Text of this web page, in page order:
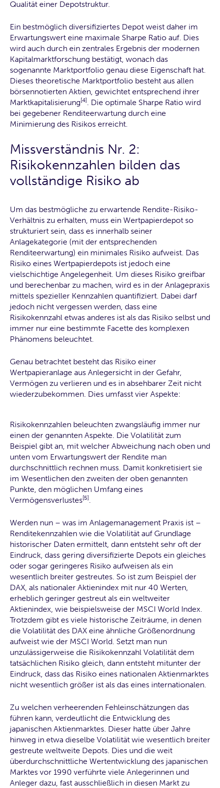
Qualität einer Depotstruktur.
Ein bestmöglich diversifiziertes Depot weist daher im
Erwartungswert eine maximale Sharpe Ratio auf. Dies
wird auch durch ein zentrales Ergebnis der modernen
Kapitalmarktforschung bestätigt, wonach das
sogenannte Marktportfolio genau diese Eigenschaft hat.
Dieses theoretische Marktportfolio besteht aus allen
börsennotierten Aktien, gewichtet entsprechend ihrer
Marktkapitalisierung[4]
. Die optimale Sharpe Ratio wird
bei gegebener Renditeerwartung durch eine
Minimierung des Risikos erreicht.
Missverständnis Nr. 2:
Risikokennzahlen bilden das
vollständige Risiko ab
Um das bestmögliche zu erwartende Rendite-Risiko-
Verhältnis zu erhalten, muss ein Wertpapierdepot so
strukturiert sein, dass es innerhalb seiner
Anlagekategorie (mit der entsprechenden
Renditeerwartung) ein minimales Risiko aufweist. Das
Risiko eines Wertpapierdepots ist jedoch eine
vielschichtige Angelegenheit. Um dieses Risiko greifbar
und berechenbar zu machen, wird es in der Anlagepraxis
mittels spezieller Kennzahlen quantifiziert. Dabei darf
jedoch nicht vergessen werden, dass eine
Risikokennzahl etwas anderes ist als das Risiko selbst und
immer nur eine bestimmte Facette des komplexen
Phänomens beleuchtet.
Genau betrachtet besteht das Risiko einer
Wertpapieranlage aus Anlegersicht in der Gefahr,
Vermögen zu verlieren und es in absehbarer Zeit nicht
wiederzubekommen. Dies umfasst vier Aspekte:
Risikokennzahlen beleuchten zwangsläufig immer nur
einen der genannten Aspekte. Die Volatilität zum
Beispiel gibt an, mit welcher Abweichung nach oben und
unten vom Erwartungswert der Rendite man
durchschnittlich rechnen muss. Damit konkretisiert sie
im Wesentlichen den zweiten der oben genannten
Punkte, den möglichen Umfang eines
Vermögensverlustes[5]
Werden nun – was im Anlagemanagement Praxis ist –
Renditekennzahlen wie die Volatilität auf Grundlage
historischer Daten ermittelt, dann entsteht sehr oft der
Eindruck, dass gering diversifizierte Depots ein gleiches
oder sogar geringeres Risiko aufweisen als ein
wesentlich breiter gestreutes. So ist zum Beispiel der
DAX, als nationaler Aktienindex mit nur 40 Werten,
erheblich geringer gestreut als ein weltweiter
Aktienindex, wie beispielsweise der MSCI World Index.
Trotzdem gibt es viele historische Zeiträume, in denen
die Volatilität des DAX eine ähnliche Größenordnung
aufweist wie der MSCI World. Setzt man nun
unzulässigerweise die Risikokennzahl Volatilität dem
tatsächlichen Risiko gleich, dann entsteht mitunter der
Eindruck, dass das Risiko eines nationalen Aktienmarktes
nicht wesentlich größer ist als das eines internationalen.
Zu welchen verheerenden Fehleinschätzungen das
führen kann, verdeutlicht die Entwicklung des
japanischen Aktienmarktes. Dieser hatte über Jahre
hinweg in etwa dieselbe Volatilität wie wesentlich breiter
gestreute weltweite Depots. Dies und die weit
überdurchschnittliche Wertentwicklung des japanischen
Marktes vor 1990 verführte viele Anlegerinnen und
Anleger dazu, fast ausschließlich in diesen Markt zu